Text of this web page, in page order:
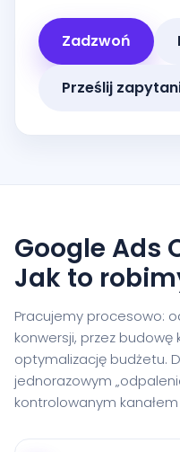
Zadzwoń
Prześlij
Google Ads
Jak to
Pracujemy procesowo:
konwersji, przez budowę
optymalizację budżetu.
jednorazowym
kontrolowanym